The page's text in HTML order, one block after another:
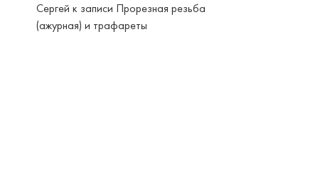
Сергей к записи Прорезная резьба
(ажурная) и трафареты